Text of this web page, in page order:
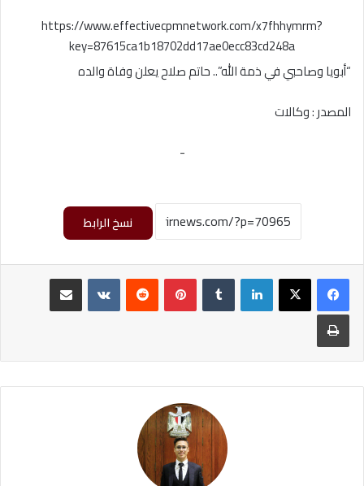
https://www.effectivecpmnetwork.com/x7fhhymrm?
key=87615ca1b18702dd17ae0ecc83cd248a
“أبويا وصاحبي في ذمة الله”.. حاتم صلاح يعلن وفاة والده
المصدر : وكالات
-
نسخ الرابط
لينكدإن بينتيريست
طباعة